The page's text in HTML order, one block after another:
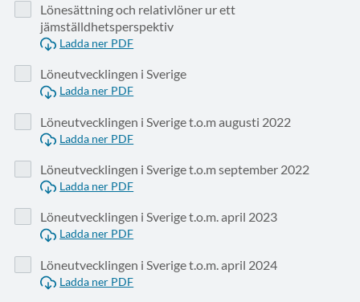
Lönesättning och relativlöner ur ett
jämställdhetsperspektiv
Ladda ner PDF
Löneutvecklingen i Sverige
Ladda ner PDF
Löneutvecklingen i Sverige t.o.m augusti 2022
Ladda ner PDF
Löneutvecklingen i Sverige t.o.m september 2022
Ladda ner PDF
Löneutvecklingen i Sverige t.o.m. april 2023
Ladda ner PDF
Löneutvecklingen i Sverige t.o.m. april 2024
Ladda ner PDF